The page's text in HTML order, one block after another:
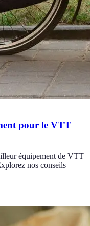
pour le VTT
équipement de VTT
nos conseils